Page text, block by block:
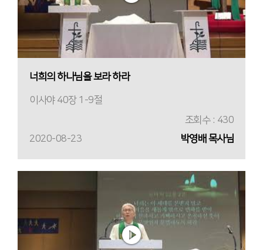
너희의 하나님을 보라 하라
이사야 40장 1-9절
조회수 : 430
2020-08-23
박영배 목사님